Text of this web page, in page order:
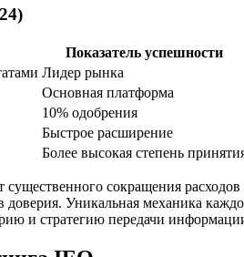
Показатель успешности
Лидер рынка
Основная платформа
10% одобрения
Быстрое расширение
Более высокая степень
сокращения
Уникальная механика
и стратегию передачи